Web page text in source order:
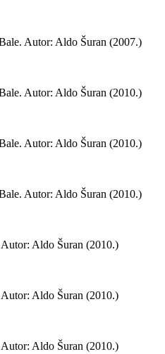
Autor: Aldo Šuran (2007.)
Autor: Aldo Šuran (2010.)
Autor: Aldo Šuran (2010.)
Autor: Aldo Šuran (2010.)
Aldo Šuran (2010.)
Aldo Šuran (2010.)
Aldo Šuran (2010.)